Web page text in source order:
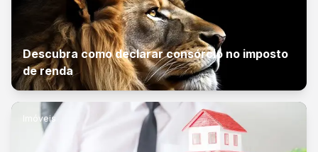
Descubra como declarar consórcio no imposto
de renda
Imóveis